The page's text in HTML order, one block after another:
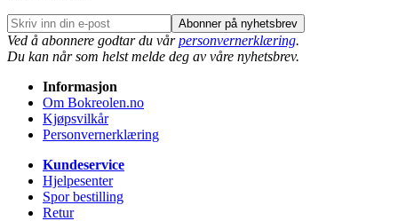
Abonner på nyhetsbrev
Ved å abonnere godtar du vårpersonvernerklæring.
Du kan når som helst melde deg av våre nyhetsbrev.
Informasjon
Om Bokreolen.no
Kjøpsvilkår
Personvernerklæring
Kundeservice
Hjelpesenter
Spor bestilling
Retur